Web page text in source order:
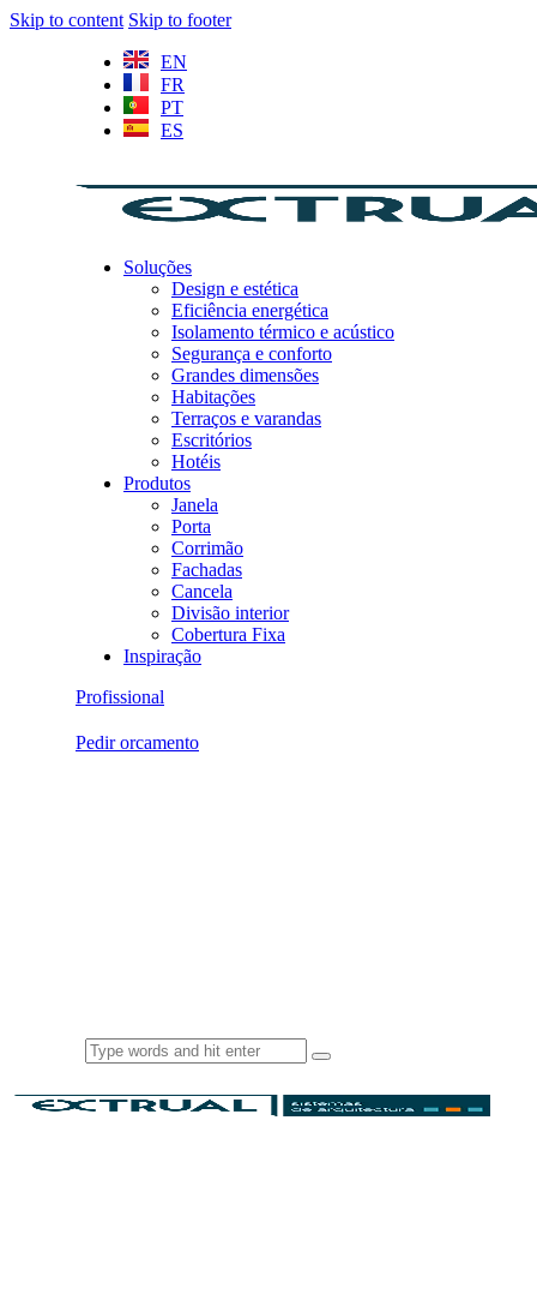
Skip to content Skip to footer
EN
FR
PT
ES
Soluções
Design e estética
Eficiência energética
Isolamento térmico e acústico
Segurança e conforto
Grandes dimensões
Habitações
Terraços e varandas
Escritórios
Hotéis
Produtos
Janela
Porta
Corrimão
Fachadas
Cancela
Divisão interior
Cobertura Fixa
Inspiração
Profissional
Pedir orcamento